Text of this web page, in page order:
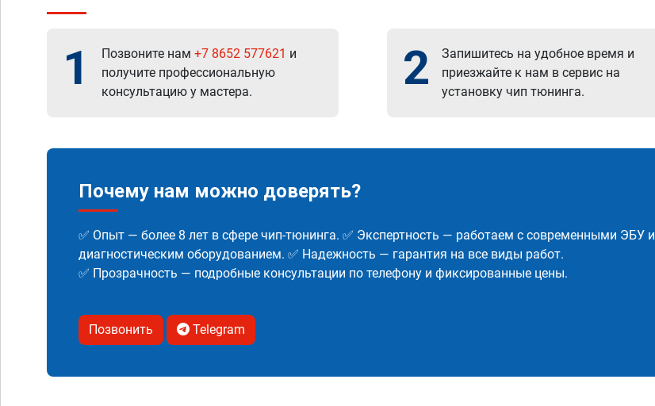
1 Позвоните нам +7 8652 577621 и
получите профессиональную
консультацию у мастера.
2
Запишитесь на удобное время и
приезжайте к нам в сервис на
установку чип тюнинга.
Почему нам можно доверять?
✅ Опыт — более 8 лет в сфере чип-тюнинга. ✅ Экспертность — работаем с современными ЭБУ и
диагностическим оборудованием. ✅ Надежность — гарантия на все виды работ.
✅ Прозрачность — подробные консультации по телефону и фиксированные цены.
Позвонить Telegram